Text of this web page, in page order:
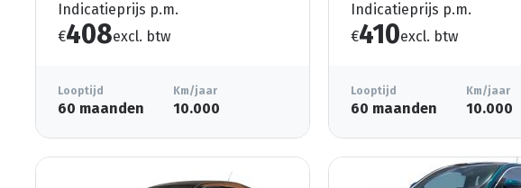
Indicatieprijs p.m.
€408excl. btw
Looptijd
60 maanden
Km/jaar
10.000
Indicatieprijs p.m.
€410excl. btw
Looptijd
60 maanden
Km/jaar
10.000